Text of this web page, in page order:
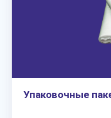
Упаковочные